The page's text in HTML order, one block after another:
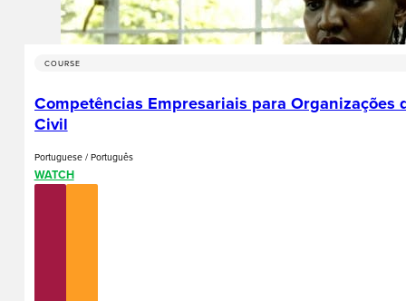
COURSE
Competências Empresariais para Organizações
Civil
Portuguese / Português
WATCH